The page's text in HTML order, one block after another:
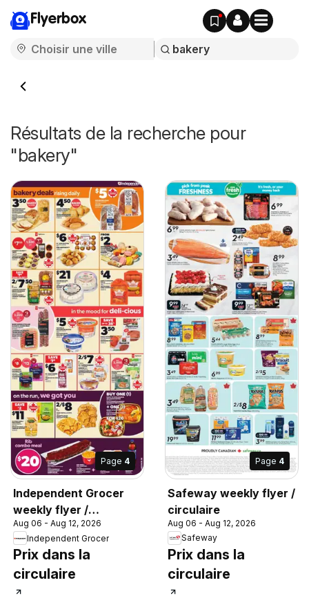
Flyerbox
Résultats de la recherche pour
"bakery"
Page 4
Independent Grocer
weekly flyer /
circulaire
Aug 06 - Aug 12, 2026
Independent Grocer
Prix dans la
circulaire
Page 4
Safeway weekly flyer /
circulaire
Aug 06 - Aug 12, 2026
Safeway
Prix dans la
circulaire